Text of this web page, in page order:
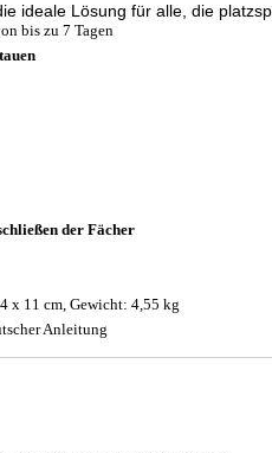
ideale Lösung für alle, die
bis zu 7 Tagen
der Fächer
x 11 cm, Gewicht: 4,55 kg
Anleitung